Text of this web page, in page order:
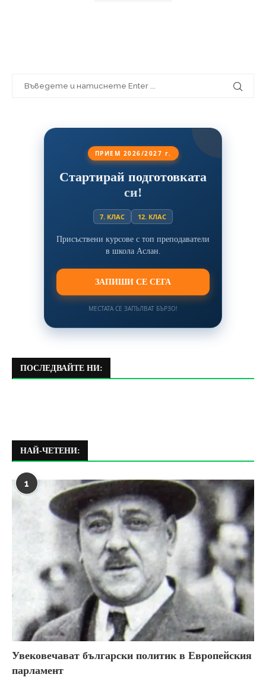
ПРИЕМ 2026/2027 г.
Стартирай подготовката
си!
7. КЛАС 12. КЛАС
Присъствени курсове с топ преподаватели
в школа Аслан.
ЗАПИШИ СЕ СЕГА
МЕСТАТА СЕ ЗАПЪЛВАТ БЪРЗО!
ПОСЛЕДВАЙТЕ НИ:
НАЙ-ЧЕТЕНИ:
1
Увековечават български политик в Европейския
парламент